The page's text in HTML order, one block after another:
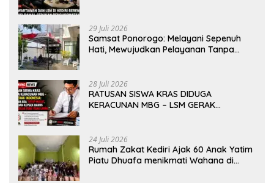
29 Juli 2026
Samsat Ponorogo: Melayani Sepenuh
Hati, Mewujudkan Pelayanan Tanpa
28 Juli 2026
RATUSAN SISWA KRAS DIDUGA
KERACUNAN MBG – LSM GERAK
YANG TIDAK LAYAK
24 Juli 2026
Rumah Zakat Kediri Ajak 60 Anak Yatim
Piatu Dhuafa menikmati Wahana di